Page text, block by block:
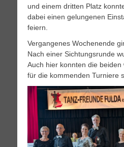
und einem dritten Platz
dabei einen gelungenen
feiern.
Vergangenes Wochenende
Nach einer Sichtungsrunde
Auch hier konnten die
für die kommenden Turniere